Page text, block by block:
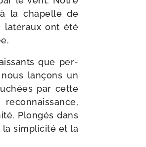
la cha­pelle de
laté­raux ont été
que per­
lan­çons un
par cette
Plongés dans
la sim­pli­ci­té et la